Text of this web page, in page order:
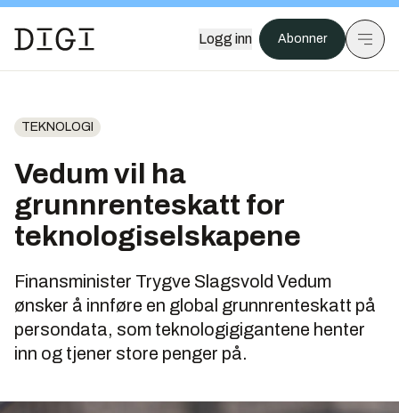
Logg inn Abonner
TEKNOLOGI
Vedum vil ha
grunnrenteskatt for
teknologiselskapene
Finansminister Trygve Slagsvold Vedum
ønsker å innføre en global grunnrenteskatt på
persondata, som teknologigigantene henter
inn og tjener store penger på.